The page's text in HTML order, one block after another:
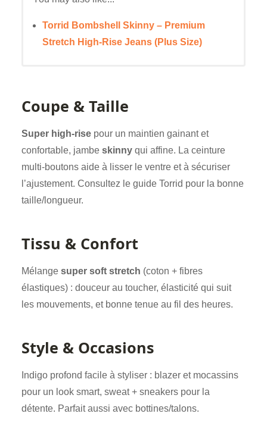
Torrid Bombshell Skinny – Premium
Stretch High-Rise Jeans (Plus Size)
Coupe & Taille
Super high-rise pour un maintien gainant et
confortable, jambe skinny qui affine. La ceinture
multi-boutons aide à lisser le ventre et à sécuriser
l’ajustement. Consultez le guide Torrid pour la bonne
taille/longueur.
Tissu & Confort
Mélange super soft stretch (coton + fibres
élastiques) : douceur au toucher, élasticité qui suit
les mouvements, et bonne tenue au fil des heures.
Style & Occasions
Indigo profond facile à styliser : blazer et mocassins
pour un look smart, sweat + sneakers pour la
détente. Parfait aussi avec bottines/talons.